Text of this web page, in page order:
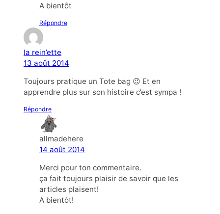
A bientôt
Répondre
la rein’ette
13 août 2014
Toujours pratique un Tote bag 😉 Et en
apprendre plus sur son histoire c’est sympa !
Répondre
allmadehere
14 août 2014
Merci pour ton commentaire.
ça fait toujours plaisir de savoir que les
articles plaisent!
A bientôt!